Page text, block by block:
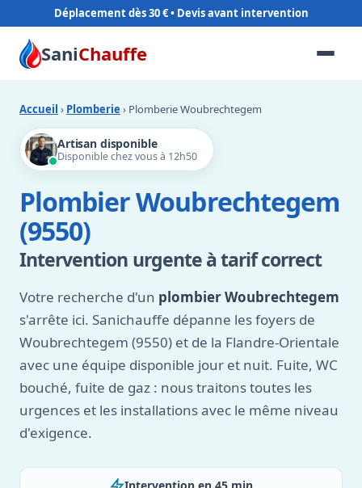
Déplacement dès 30 €
SaniChauffe
Accueil › Plomberie › Plomberie Woubrechtegem
Artisan disponible
Disponible chez vous à 12h50
Plombier Woubrechtegem
(9550)
Intervention urgente à tarif correct
Votre recherche d'un plombier Woubrechtegem
s'arrête ici. Sanichauffe dépanne les foyers de
Woubrechtegem (9550) et de la Flandre-Orientale
avec une équipe disponible jour et nuit. Fuite, WC
bouché, fuite de gaz : nous traitons toutes les
urgences et les installations avec le même niveau
d'exigence.